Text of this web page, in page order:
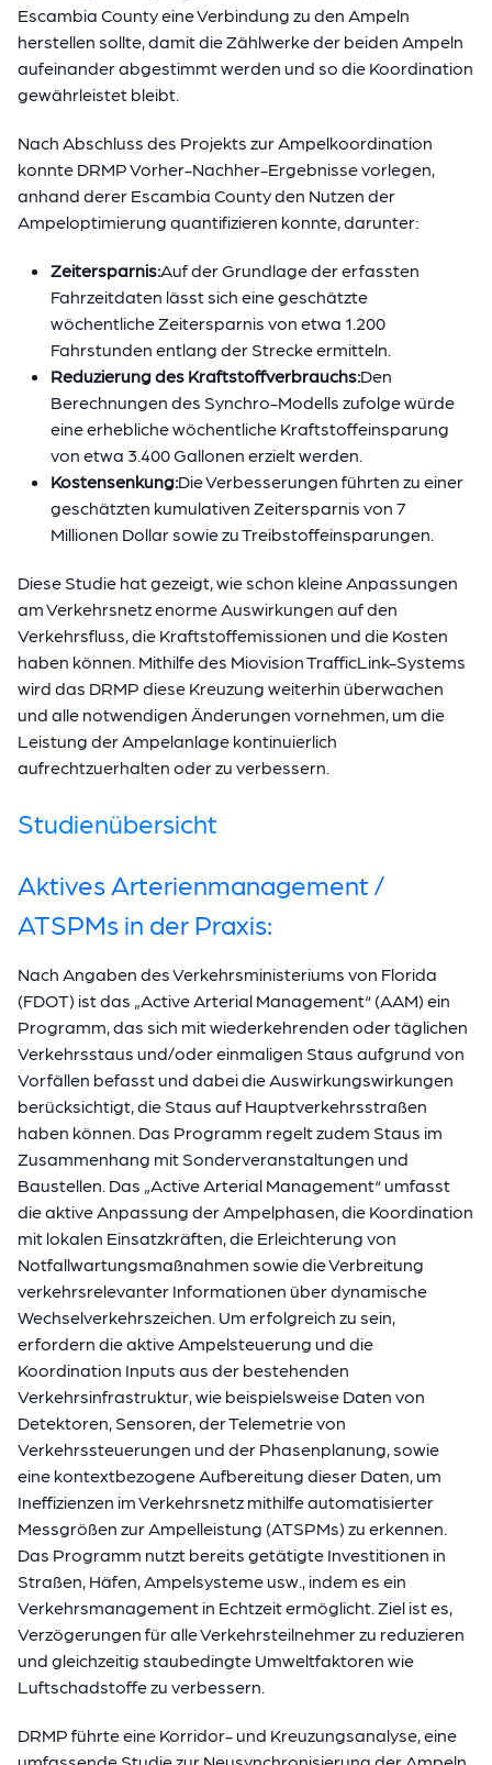
Escambia County eine Verbindung zu den Ampeln
herstellen sollte, damit die Zählwerke der beiden Ampeln
aufeinander abgestimmt werden und so die Koordination
gewährleistet bleibt.
Nach Abschluss des Projekts zur Ampelkoordination
konnte DRMP Vorher-Nachher-Ergebnisse vorlegen,
anhand derer Escambia County den Nutzen der
Ampeloptimierung quantifizieren konnte, darunter:
Zeitersparnis:Auf der Grundlage der erfassten
Fahrzeitdaten lässt sich eine geschätzte
wöchentliche Zeitersparnis von etwa 1.200
Fahrstunden entlang der Strecke ermitteln.
Reduzierung des Kraftstoffverbrauchs:Den
Berechnungen des Synchro-Modells zufolge würde
eine erhebliche wöchentliche Kraftstoffeinsparung
von etwa 3.400 Gallonen erzielt werden.
Kostensenkung:Die Verbesserungen führten zu einer
geschätzten kumulativen Zeitersparnis von 7
Millionen Dollar sowie zu Treibstoffeinsparungen.
Diese Studie hat gezeigt, wie schon kleine Anpassungen
am Verkehrsnetz enorme Auswirkungen auf den
Verkehrsfluss, die Kraftstoffemissionen und die Kosten
haben können. Mithilfe des Miovision TrafficLink-Systems
wird das DRMP diese Kreuzung weiterhin überwachen
und alle notwendigen Änderungen vornehmen, um die
Leistung der Ampelanlage kontinuierlich
aufrechtzuerhalten oder zu verbessern.
Studienübersicht
Aktives Arterienmanagement /
ATSPMs in der Praxis:
Nach Angaben des Verkehrsministeriums von Florida
(FDOT) ist das „Active Arterial Management“ (AAM) ein
Programm, das sich mit wiederkehrenden oder täglichen
Verkehrsstaus und/oder einmaligen Staus aufgrund von
Vorfällen befasst und dabei die Auswirkungswirkungen
berücksichtigt, die Staus auf Hauptverkehrsstraßen
haben können. Das Programm regelt zudem Staus im
Zusammenhang mit Sonderveranstaltungen und
Baustellen. Das „Active Arterial Management“ umfasst
die aktive Anpassung der Ampelphasen, die Koordination
mit lokalen Einsatzkräften, die Erleichterung von
Notfallwartungsmaßnahmen sowie die Verbreitung
verkehrsrelevanter Informationen über dynamische
Wechselverkehrszeichen. Um erfolgreich zu sein,
erfordern die aktive Ampelsteuerung und die
Koordination Inputs aus der bestehenden
Verkehrsinfrastruktur, wie beispielsweise Daten von
Detektoren, Sensoren, der Telemetrie von
Verkehrssteuerungen und der Phasenplanung, sowie
eine kontextbezogene Aufbereitung dieser Daten, um
Ineffizienzen im Verkehrsnetz mithilfe automatisierter
Messgrößen zur Ampelleistung (ATSPMs) zu erkennen.
Das Programm nutzt bereits getätigte Investitionen in
Straßen, Häfen, Ampelsysteme usw., indem es ein
Verkehrsmanagement in Echtzeit ermöglicht. Ziel ist es,
Verzögerungen für alle Verkehrsteilnehmer zu reduzieren
und gleichzeitig staubedingte Umweltfaktoren wie
Luftschadstoffe zu verbessern.
DRMP führte eine Korridor- und Kreuzungsanalyse, eine